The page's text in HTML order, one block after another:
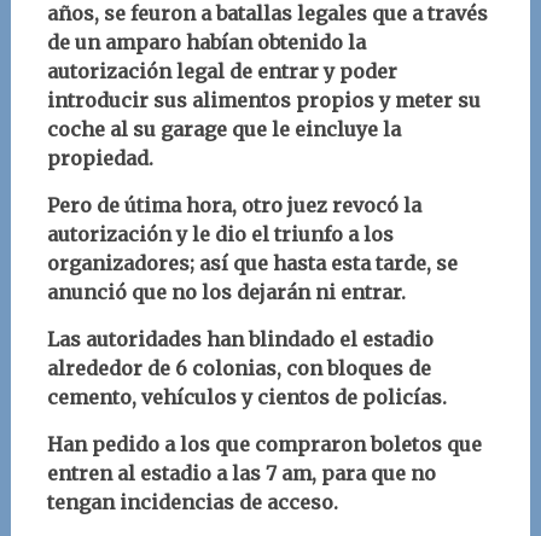
años, se feuron a batallas legales que a través
de un amparo habían obtenido la
autorización legal de entrar y poder
introducir sus alimentos propios y meter su
coche al su garage que le eincluye la
propiedad.
Pero de útima hora, otro juez revocó la
autorización y le dio el triunfo a los
organizadores; así que hasta esta tarde, se
anunció que no los dejarán ni entrar.
Las autoridades han blindado el estadio
alrededor de 6 colonias, con bloques de
cemento, vehículos y cientos de policías.
Han pedido a los que compraron boletos que
entren al estadio a las 7 am, para que no
tengan incidencias de acceso.